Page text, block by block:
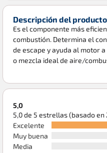
Descripción del producto
Es el componente más
combustión. Determina el
de escape y ayuda al motor
o mezcla ideal de aire/
5,0
5,0 de 5 estrellas (basado en
Excelente
Muy buena
Media